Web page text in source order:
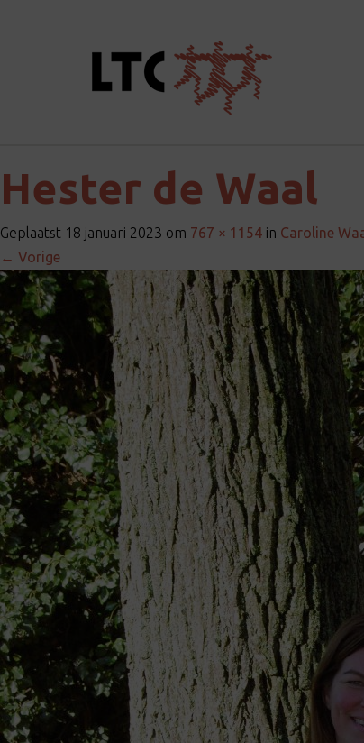
Hester de Waal
Geplaatst 18 januari 2023 om 767 × 1154 in Caroline
← Vorige